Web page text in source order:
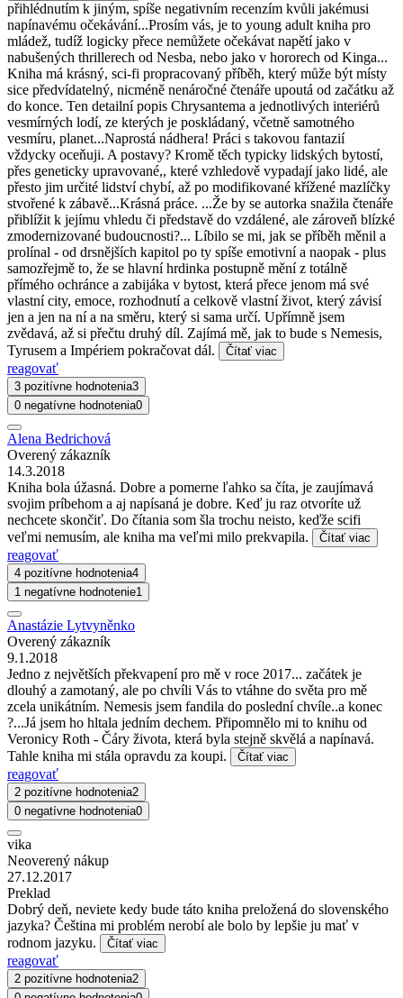
přihlédnutím k jiným, spíše negativním recenzím kvůli jakémusi
napínavému očekávání...Prosím vás, je to young adult kniha pro
mládež, tudíž logicky přece nemůžete očekávat napětí jako v
nabušených thrillerech od Nesba, nebo jako v hororech od Kinga...
Kniha má krásný, sci-fi propracovaný příběh, který může být místy
sice předvídatelný, nicméně nenáročné čtenáře upoutá od začátku až
do konce. Ten detailní popis Chrysantema a jednotlivých interiérů
vesmírných lodí, ze kterých je poskládaný, včetně samotného
vesmíru, planet...Naprostá nádhera! Práci s takovou fantazií
vždycky oceňuji. A postavy? Kromě těch typicky lidských bytostí,
přes geneticky upravované,, které vzhledově vypadají jako lidé, ale
přesto jim určité lidství chybí, až po modifikované křížené mazlíčky
stvořené k zábavě...Krásná práce. ...Že by se autorka snažila čtenáře
přiblížit k jejímu vhledu či představě do vzdálené, ale zároveň blízké
zmodernizované budoucnosti?... Líbilo se mi, jak se příběh měnil a
prolínal - od drsnějších kapitol po ty spíše emotivní a naopak - plus
samozřejmě to, že se hlavní hrdinka postupně mění z totálně
přímého ochránce a zabijáka v bytost, která přece jenom má své
vlastní city, emoce, rozhodnutí a celkově vlastní život, který závisí
jen a jen na ní a na směru, který si sama určí. Upřímně jsem
zvědavá, až si přečtu druhý díl. Zajímá mě, jak to bude s Nemesis,
Tyrusem a Impériem pokračovat dál.
Čítať viac
reagovať
3 pozitívne hodnotenia3
0 negatívne hodnotenia0
Alena Bedrichová
Overený zákazník
14.3.2018
Kniha bola úžasná. Dobre a pomerne ľahko sa číta, je zaujímavá
svojim príbehom a aj napísaná je dobre. Keď ju raz otvoríte už
nechcete skončiť. Do čítania som šla trochu neisto, keďže scifi
veľmi nemusím, ale kniha ma veľmi milo prekvapila.
Čítať viac
reagovať
4 pozitívne hodnotenia4
1 negatívne hodnotenie1
Anastázie Lytvyněnko
Overený zákazník
9.1.2018
Jedno z největších překvapení pro mě v roce 2017... začátek je
dlouhý a zamotaný, ale po chvíli Vás to vtáhne do světa pro mě
zcela unikátním. Nemesis jsem fandila do poslední chvíle..a konec
?...Já jsem ho hltala jedním dechem. Připomnělo mi to knihu od
Veronicy Roth - Čáry života, která byla stejně skvělá a napínavá.
Tahle kniha mi stála opravdu za koupi.
Čítať viac
reagovať
2 pozitívne hodnotenia2
0 negatívne hodnotenia0
vika
Neoverený nákup
27.12.2017
Preklad
Dobrý deň, neviete kedy bude táto kniha preložená do slovenského
jazyka? Čeština mi problém nerobí ale bolo by lepšie ju mať v
rodnom jazyku.
Čítať viac
reagovať
2 pozitívne hodnotenia2